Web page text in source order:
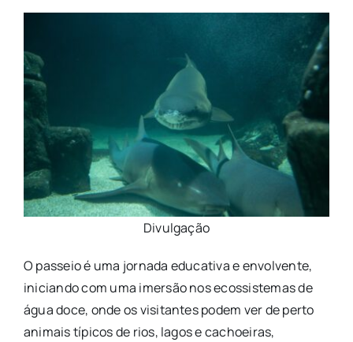
Divulgação
O passeio é uma jornada educativa e envolvente,
iniciando com uma imersão nos ecossistemas de
água doce, onde os visitantes podem ver de perto
animais típicos de rios, lagos e cachoeiras,